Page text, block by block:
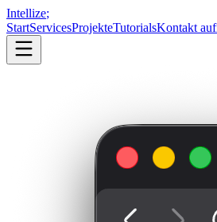
Intellize;
StartServicesProjekteTutorialsKontakt